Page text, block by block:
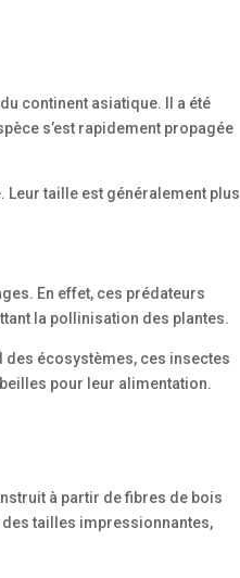
continent asiatique. Il a été
s’est rapidement propagée
taille est généralement plus
En effet, ces prédateurs
la pollinisation des plantes.
des écosystèmes, ces insectes
pour leur alimentation.
à partir de fibres de bois
tailles impressionnantes,